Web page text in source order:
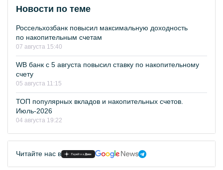
Новости по теме
Россельхозбанк повысил максимальную доходность
по накопительным счетам
07 августа 15:40
WB банк с 5 августа повысил ставку по накопительному
счету
05 августа 11:15
ТОП популярных вкладов и накопительных счетов.
Июль-2026
04 августа 19:22
Читайте нас в